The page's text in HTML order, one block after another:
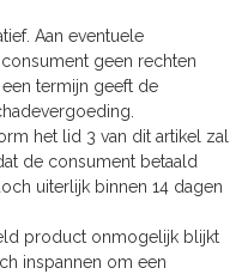
Aan eventuele
geen rechten
termijn geeft de
het lid 3 van dit artikel zal
de consument betaald
uiterlijk binnen 14 dagen
product onmogelijk blijkt
inspannen om een